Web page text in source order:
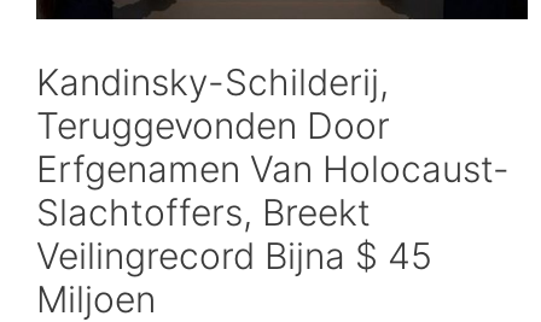
Kandinsky-Schilderij,
Teruggevonden Door
Erfgenamen Van Holocaust-
Slachtoffers, Breekt
Veilingrecord Bijna $ 45
Miljoen